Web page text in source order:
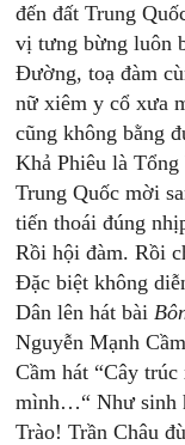
đến đất Trung
vị tưng bừng luôn
Đường, toạ đàm
nữ xiêm y cổ xưa
cũng không bằng
Khả Phiêu là
Trung Quốc mời
tiến thoái đúng
Rồi hội đàm. Rồi
Đặc biệt không
Dân lên hát bài
Nguyễn Mạnh
Cầm hát “Cây
mình…“ Như sinh
Trào! Trần Châu